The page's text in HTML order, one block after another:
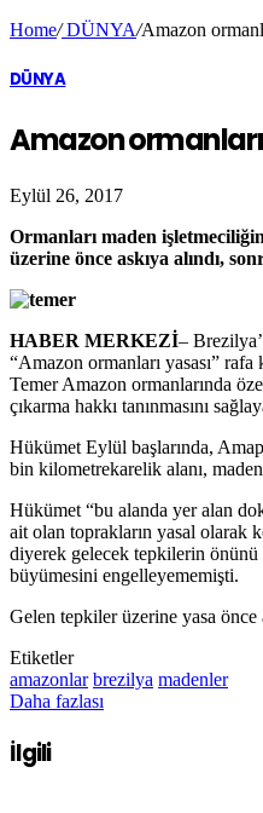
Home/DÜNYA/Amazon
DÜNYA
Amazon
Eylül 26, 2017
Ormanları maden
üzerine önce askıya alındı,
HABER MERKEZİ–
“Amazon ormanları yasası”
Temer Amazon ormanlarında
çıkarma hakkı tanınmasını
Hükümet Eylül başlarında,
bin kilometrekarelik alanı,
Hükümet “bu alanda yer alan
ait olan toprakların yasal olarak
diyerek gelecek tepkilerin önünü
büyümesini engelleyememişti.
Gelen tepkiler üzerine yasa önce
Etiketler
amazonlar brezilya madenler
Daha fazlası
İlgili